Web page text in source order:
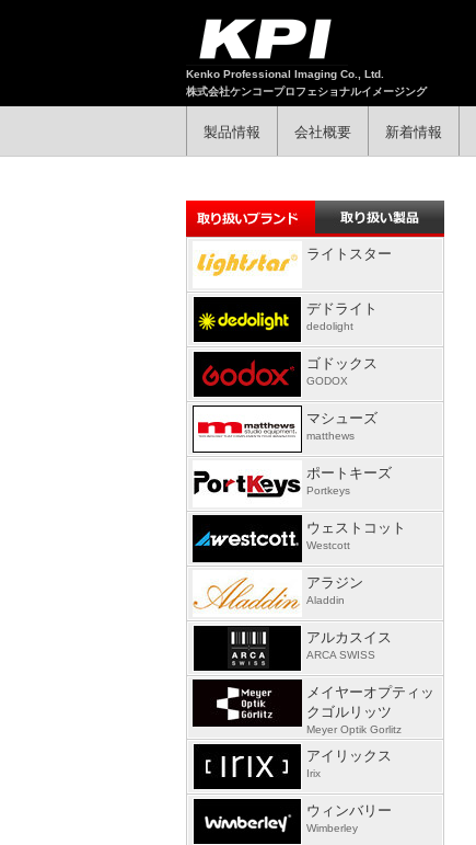
Kenko Professional Imaging Co., Ltd.
株式会社ケンコープロフェショナルイメージング
製品情報 会社概要 新着情報
ライトスター
デドライト
dedolight
ゴドックス
GODOX
マシューズ
matthews
ポートキーズ
Portkeys
ウェストコット
Westcott
アラジン
Aladdin
アルカスイス
ARCA SWISS
メイヤーオプティッ
クゴルリッツ
Meyer Optik Gorlitz
アイリックス
Irix
ウィンバリー
Wimberley